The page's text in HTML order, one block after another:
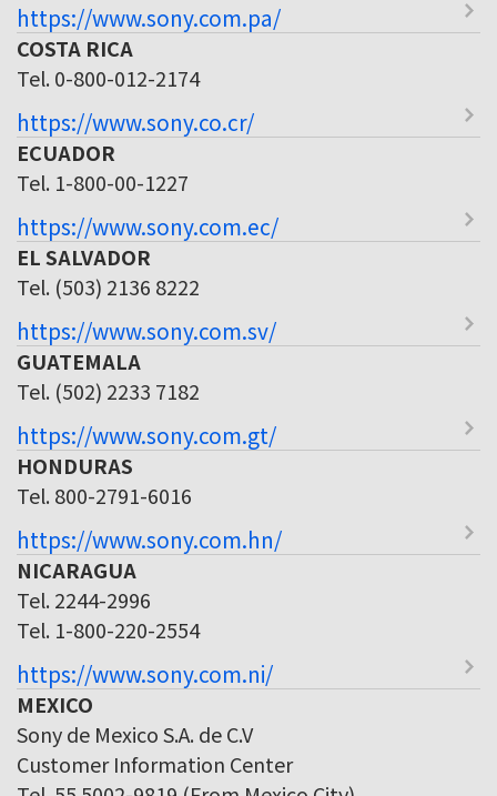
https://www.sony.com.pa/
COSTA RICA
Tel. 0-800-012-2174
https://www.sony.co.cr/
ECUADOR
Tel. 1-800-00-1227
https://www.sony.com.ec/
EL SALVADOR
Tel. (503) 2136 8222
https://www.sony.com.sv/
GUATEMALA
Tel. (502) 2233 7182
https://www.sony.com.gt/
HONDURAS
Tel. 800-2791-6016
https://www.sony.com.hn/
NICARAGUA
Tel. 2244-2996
Tel. 1-800-220-2554
https://www.sony.com.ni/
MEXICO
Sony de Mexico S.A. de C.V
Customer Information Center